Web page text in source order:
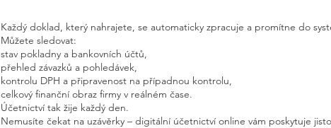
Každý doklad, který nahrajete, se automaticky zpracuje a promítne do
Můžete sledovat:
stav pokladny a bankovních účtů,
přehled závazků a pohledávek,
kontrolu DPH a připravenost na případnou kontrolu,
celkový finanční obraz firmy v reálném čase.
Účetnictví tak žije každý den.
Nemusíte čekat na uzávěrky – digitální účetnictví online vám poskytuje